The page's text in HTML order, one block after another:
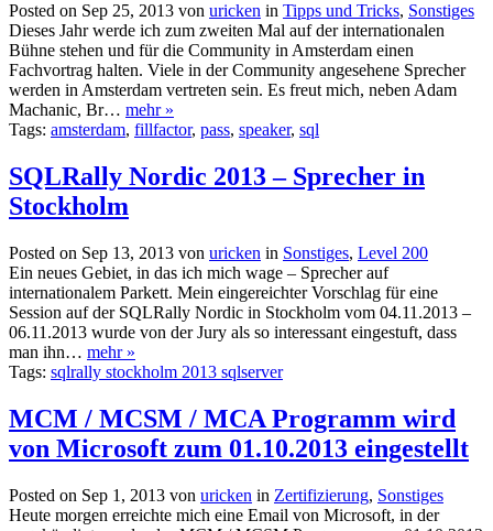
Posted on Sep 25, 2013 von uricken in Tipps und Tricks, Sonstiges
Dieses Jahr werde ich zum zweiten Mal auf der internationalen
Bühne stehen und für die Community in Amsterdam einen
Fachvortrag halten. Viele in der Community angesehene Sprecher
werden in Amsterdam vertreten sein. Es freut mich, neben Adam
Machanic, Br… mehr »
Tags: amsterdam, fillfactor, pass, speaker, sql
SQLRally Nordic 2013 – Sprecher in
Stockholm
Posted on Sep 13, 2013 von uricken in Sonstiges, Level 200
Ein neues Gebiet, in das ich mich wage – Sprecher auf
internationalem Parkett. Mein eingereichter Vorschlag für eine
Session auf der SQLRally Nordic in Stockholm vom 04.11.2013 –
06.11.2013 wurde von der Jury als so interessant eingestuft, dass
man ihn… mehr »
Tags: sqlrally stockholm 2013 sqlserver
MCM / MCSM / MCA Programm wird
von Microsoft zum 01.10.2013 eingestellt
Posted on Sep 1, 2013 von uricken in Zertifizierung, Sonstiges
Heute morgen erreichte mich eine Email von Microsoft, in der